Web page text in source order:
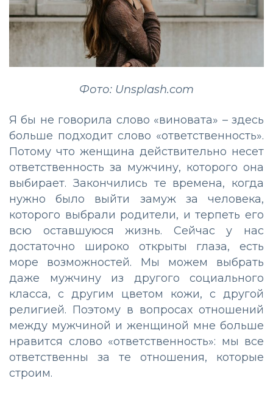
Фото: Unsplash.com
Я бы не говорила слово «виновата» – здесь
больше подходит слово «ответственность».
Потому что женщина действительно несет
ответственность за мужчину, которого она
выбирает. Закончились те времена, когда
нужно было выйти замуж за человека,
которого выбрали родители, и терпеть его
всю оставшуюся жизнь. Сейчас у нас
достаточно широко открыты глаза, есть
море возможностей. Мы можем выбрать
даже мужчину из другого социального
класса, с другим цветом кожи, с другой
религией. Поэтому в вопросах отношений
между мужчиной и женщиной мне больше
нравится слово «ответственность»: мы все
ответственны за те отношения, которые
строим.